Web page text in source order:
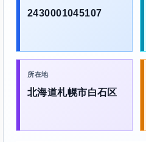
2430001045107
所在地
北海道札幌市白石区